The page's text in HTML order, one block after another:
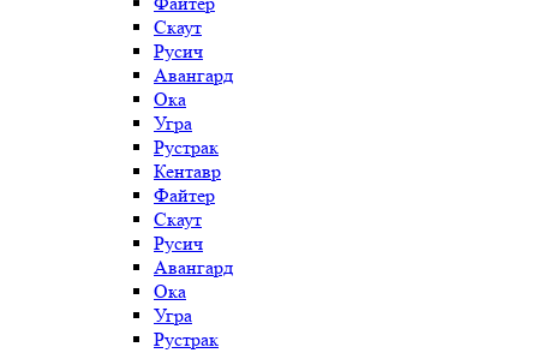
Скаут
Русич
Авангард
Ока
Угра
Рустрак
Кентавр
Файтер
Скаут
Русич
Авангард
Ока
Угра
Рустрак